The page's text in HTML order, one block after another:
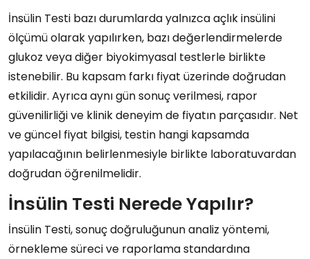
İnsülin Testi bazı durumlarda yalnızca açlık insülini
ölçümü olarak yapılırken, bazı değerlendirmelerde
glukoz veya diğer biyokimyasal testlerle birlikte
istenebilir. Bu kapsam farkı fiyat üzerinde doğrudan
etkilidir. Ayrıca aynı gün sonuç verilmesi, rapor
güvenilirliği ve klinik deneyim de fiyatın parçasıdır. Net
ve güncel fiyat bilgisi, testin hangi kapsamda
yapılacağının belirlenmesiyle birlikte laboratuvardan
doğrudan öğrenilmelidir.
İnsülin Testi Nerede Yapılır?
İnsülin Testi, sonuç doğruluğunun analiz yöntemi,
örnekleme süreci ve raporlama standardına